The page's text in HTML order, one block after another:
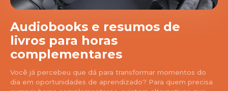
Audiobooks e resumos de
livros para horas
complementares
Você já percebeu que dá para transformar momentos do
dia em oportunidades de aprendizado? Para quem precisa